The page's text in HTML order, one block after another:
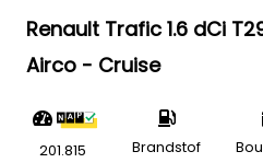
Renault Trafic 1.6 dCi
Airco - Cruise
201.815
Brandstof